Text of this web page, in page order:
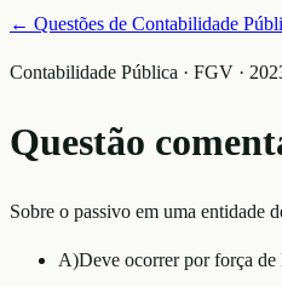
← Questões de Contabilidade
Contabilidade Pública · FGV ·
Questão
Sobre o passivo em uma entidade
A)Deve ocorrer por força de